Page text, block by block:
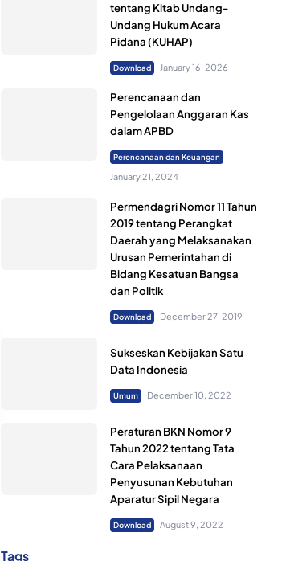
tentang Kitab Undang-
Undang Hukum Acara
Pidana (KUHAP)
Download January 16, 2026
Perencanaan dan
Pengelolaan Anggaran Kas
dalam APBD
Perencanaan dan Keuangan
January 21, 2024
Permendagri Nomor 11 Tahun
2019 tentang Perangkat
Daerah yang Melaksanakan
Urusan Pemerintahan di
Bidang Kesatuan Bangsa
dan Politik
Download December 27, 2019
Sukseskan Kebijakan Satu
Data Indonesia
Umum December 10, 2022
Peraturan BKN Nomor 9
Tahun 2022 tentang Tata
Cara Pelaksanaan
Penyusunan Kebutuhan
Aparatur Sipil Negara
Download August 9, 2022
Tags